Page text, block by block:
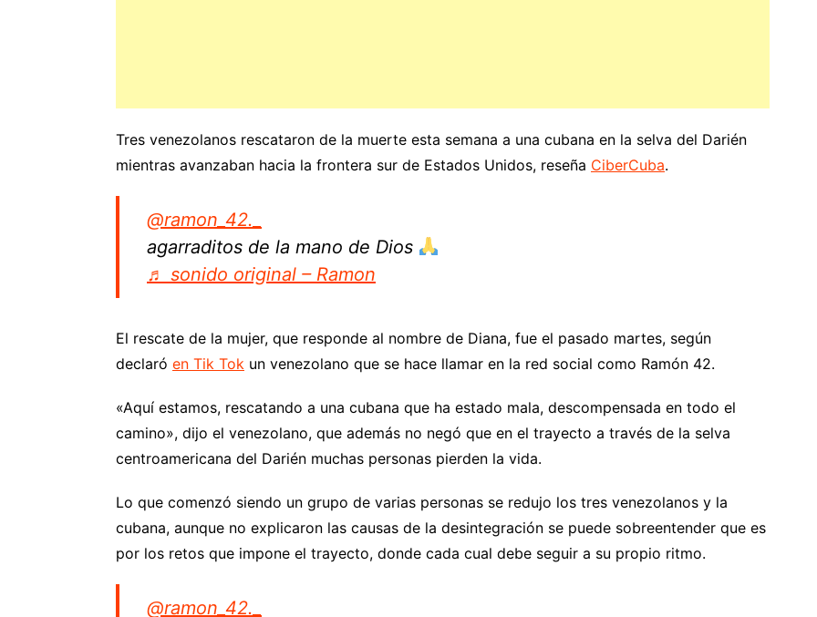
Tres venezolanos rescataron de la muerte esta semana a una cubana en la selva del Darién
mientras avanzaban hacia la frontera sur de Estados Unidos, reseña CiberCuba.
@ramon_42._
agarraditos de la mano de Dios
♬ sonido original – Ramon
El rescate de la mujer, que responde al nombre de Diana, fue el pasado martes, según
declaró en Tik Tok un venezolano que se hace llamar en la red social como Ramón 42.
«Aquí estamos, rescatando a una cubana que ha estado mala, descompensada en todo el
camino», dijo el venezolano, que además no negó que en el trayecto a través de la selva
centroamericana del Darién muchas personas pierden la vida.
Lo que comenzó siendo un grupo de varias personas se redujo los tres venezolanos y la
cubana, aunque no explicaron las causas de la desintegración se puede sobreentender que es
por los retos que impone el trayecto, donde cada cual debe seguir a su propio ritmo.
@ramon_42._